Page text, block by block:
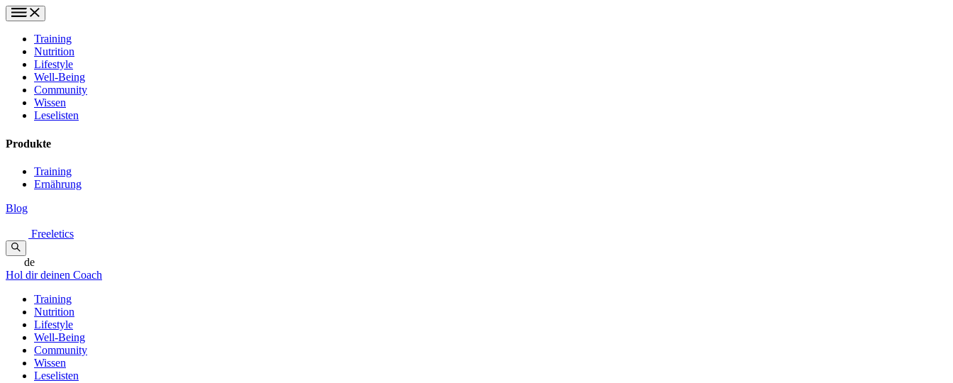
Training
Nutrition
Lifestyle
Well-Being
Community
Wissen
Leselisten
Produkte
Training
Ernährung
Blog
Freeletics
de
Hol dir deinen Coach
Training
Nutrition
Lifestyle
Well-Being
Community
Wissen
Leselisten